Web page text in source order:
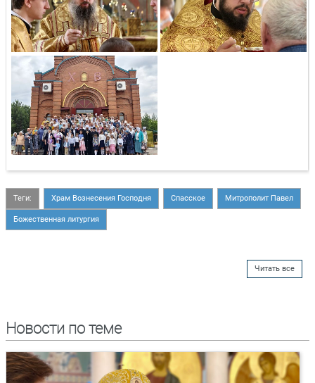
Теги: Храм Вознесения Господня Спасское Митрополит Павел
Божественная литургия
Читать все
Новости по теме